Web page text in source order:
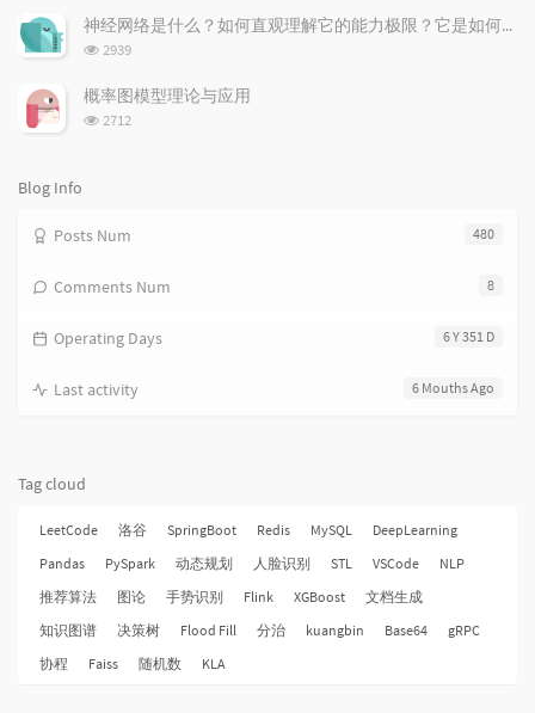
c
l
s
n
l
次
数:
神经网络是什么？如何直观理解它的能力极限？它是如何无限逼近真理？
浏
次
数:
2939
概率图模型理论与应用
浏
2712
Blog Info
480
Posts Num
8
Comments Num
6 Y 351 D
Operating Days
6 Mouths Ago
Last activity
Tag cloud
LeetCode 洛谷 SpringBoot Redis MySQL
DeepLearning
Pandas
PySpark 动态规划 人脸识别 STL VSCode
NLP
推荐算法
图论 手势识别 Flink XGBoost
文档生成
知识图谱
决策树 Flood Fill 分治 kuangbin Base64
gRPC
协程
Faiss 随机数 KLA